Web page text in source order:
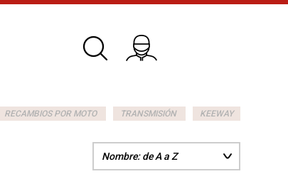
RECAMBIOS POR MOTO TRANSMISIÓN KEEWAY